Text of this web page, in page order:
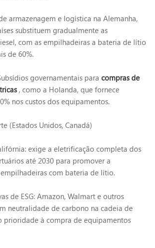
armazenagem e logística na Alemanha,
substituem gradualmente as
com as empilhadeiras a bateria de lítio
de 60%.
governamentais para compras de
, como a Holanda, que fornece
nos custos dos equipamentos.
(Estados Unidos, Canadá)
exige a eletrificação completa dos
até 2030 para promover a
com bateria de lítio.
de ESG: Amazon, Walmart e outros
neutralidade de carbono na cadeia de
prioridade à compra de equipamentos